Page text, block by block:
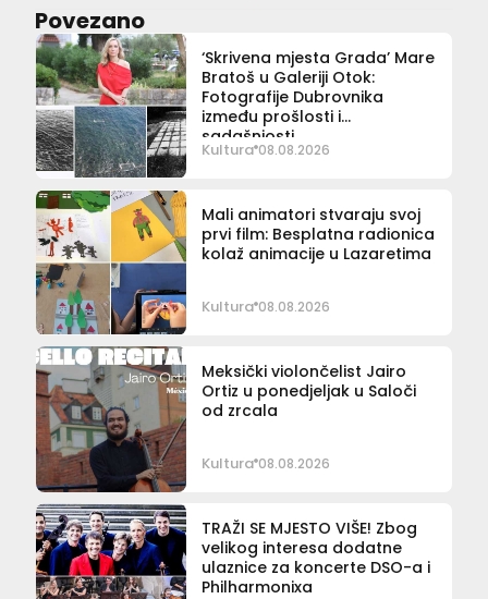
Povezano
‘Skrivena mjesta Grada’ Mare
Bratoš u Galeriji Otok:
Fotografije Dubrovnika
između prošlosti i
sadašnjosti
Kultura 08.08.2026
Mali animatori stvaraju svoj
prvi film: Besplatna radionica
kolaž animacije u Lazaretima
Kultura 08.08.2026
Meksički violončelist Jairo
Ortiz u ponedjeljak u Saloči
od zrcala
Kultura 08.08.2026
TRAŽI SE MJESTO VIŠE! Zbog
velikog interesa dodatne
ulaznice za koncerte DSO-a i
Philharmonixa